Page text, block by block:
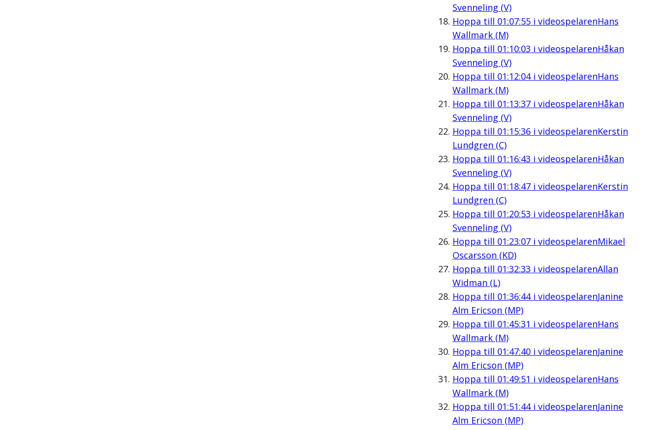
Svenneling (V)
Hoppa till 01:07:55i videospelarenHans
Wallmark (M)
Hoppa till 01:10:03 i videospelarenHåkan
Svenneling (V)
Hoppa till 01:12:04i videospelarenHans
Wallmark (M)
Hoppa till 01:13:37i videospelarenHåkan
Svenneling (V)
Hoppa till 01:15:36i videospelarenKerstin
Lundgren (C)
Hoppa till 01:16:43 i videospelarenHåkan
Svenneling (V)
Hoppa till 01:18:47i videospelarenKerstin
Lundgren (C)
Hoppa till 01:20:53 i videospelarenHåkan
Svenneling (V)
Hoppa till 01:23:07i videospelarenMikael
Oscarsson (KD)
Hoppa till 01:32:33 i videospelarenAllan
Widman (L)
Hoppa till 01:36:44i videospelarenJanine
Alm Ericson (MP)
Hoppa till 01:45:31 i videospelarenHans
Wallmark (M)
Hoppa till 01:47:40i videospelarenJanine
Alm Ericson (MP)
Hoppa till 01:49:51 i videospelarenHans
Wallmark (M)
Hoppa till 01:51:44i videospelarenJanine
Alm Ericson (MP)